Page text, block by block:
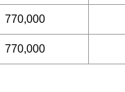
770,000
770,000